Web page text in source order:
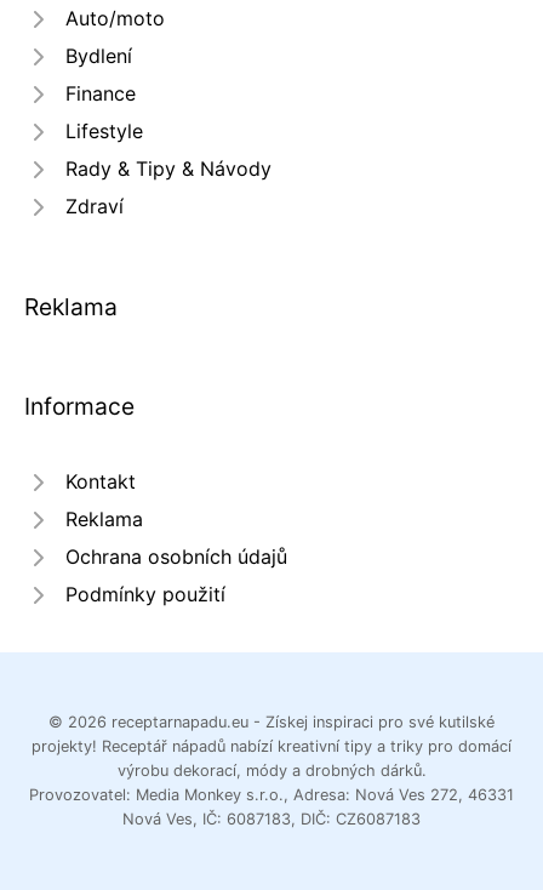
Auto/moto
Bydlení
Finance
Lifestyle
Rady & Tipy & Návody
Zdraví
Reklama
Informace
Kontakt
Reklama
Ochrana osobních údajů
Podmínky použití
© 2026 receptarnapadu.eu - Získej inspiraci pro své kutilské
projekty! Receptář nápadů nabízí kreativní tipy a triky pro domácí
výrobu dekorací, módy a drobných dárků.
Provozovatel: Media Monkey s.r.o., Adresa: Nová Ves 272, 46331
Nová Ves, IČ: 6087183, DIČ: CZ6087183